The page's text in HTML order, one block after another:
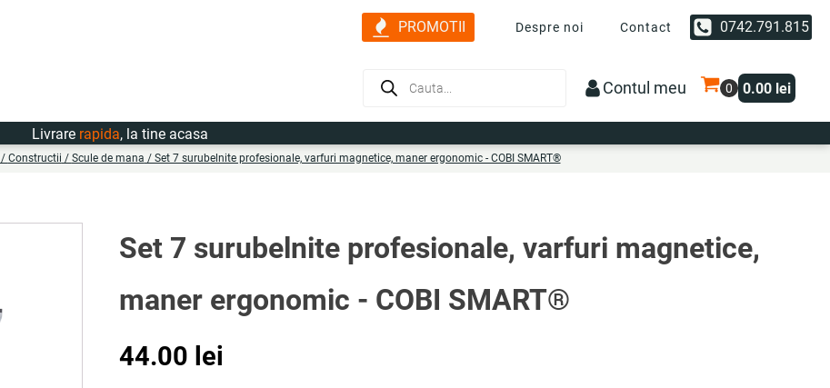
PROMOTII Despre noi Contact 0742.791.815
Products
Contul meu 0.00 lei
Livrarerapida, la tine acasa
/ Constructii / Scule de mana / Set 7 surubelnite profesionale, varfuri magnetice, maner ergonomic - COBI SMART®
Set 7 surubelnite profesionale, varfuri magnetice,
maner ergonomic - COBI SMART®
44.00 lei